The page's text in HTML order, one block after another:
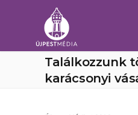
Találkozzunk
karácsonyi